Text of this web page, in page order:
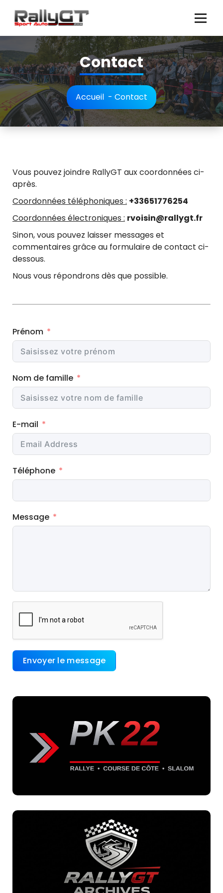
contenu
Contact
Accueil - Contact
Vous pouvez joindre RallyGT aux coordonnées ci-
après.
Coordonnées téléphoniques : +33651776254
Coordonnées électroniques : rvoisin@rallygt.fr
Sinon, vous pouvez laisser messages et
commentaires grâce au formulaire de contact ci-
dessous.
Nous vous répondrons dès que possible.
Prénom
Nom de famille
E-mail
Téléphone
Message
Envoyer le message